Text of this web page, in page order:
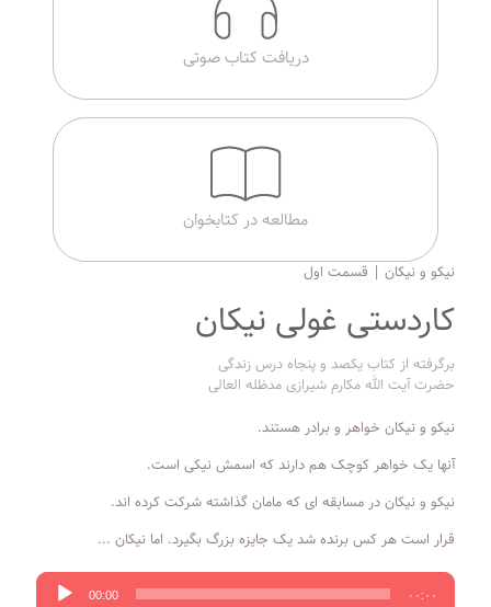
دریافت کتاب صوتی
مطالعه در کتابخوان
نیکو و نیکان | قسمت اول
کاردستی غولی نیکان
برگرفته از کتاب یکصد و پنجاه درس زندگی
حضرت آیت الله مکارم شیرازی مدظله العالی
نیکو و نیکان خواهر و برادر هستند.
آنها یک خواهر کوچک هم دارند که اسمش نیکی است.
نیکو و نیکان در مسابقه ای که مامان گذاشته شرکت کرده اند.
قرار است هر کس برنده شد یک جایزه بزرگ بگیرد. اما نیکان ...
پخش‌کننده
صوت
00:00 ۰۰:۰۰